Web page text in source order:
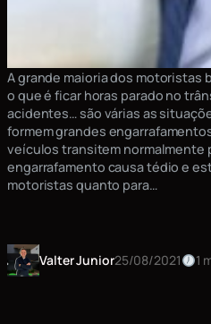
Central
adeus ao
A grande maioria dos motoristas
o que é ficar horas parado no
acidentes… são várias as
formem grandes
veículos transitem normalmente
engarrafamento causa tédio e
motoristas quanto para…
Valter Junior25/08/2021 1